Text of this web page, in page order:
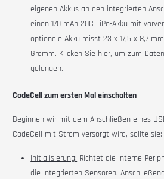
eigenen Akkus an den integrierten
einen 170 mAh 20C LiPo-Akku mit
optionale Akku misst 23 x 17,5 x 8,7
Gramm. Klicken Sie hier, um zum
gelangen.
CodeCell zum ersten Mal einschalten
Beginnen wir mit dem Anschließen eines
CodeCell mit Strom versorgt wird, sollte sie:
Initialisierung: Richtet die interne
die integrierten Sensoren.